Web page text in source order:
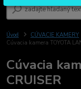
Úvod CÚVACIE KAMERY
Cúvacia kamera TOYOTA
Cúvacia
CRUISER